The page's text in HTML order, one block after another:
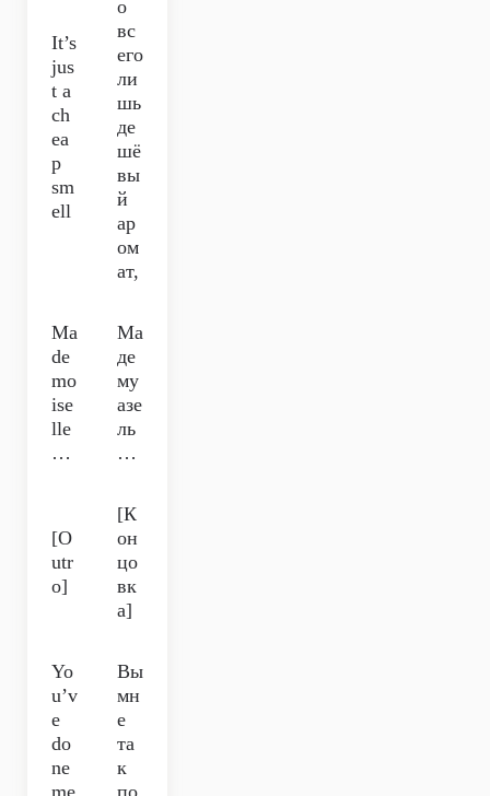
It’s
jus
t a
ch
ea
p
sm
ell
о
вс
его
ли
шь
де
шё
вы
й
ар
ом
ат,
Ma
de
mo
ise
lle
…
Ма
де
му
азе
ль
…
[O
utr
o]
[К
он
цо
вк
а]
Yo
u’v
e
do
ne
me
Вы
мн
е
та
к
по